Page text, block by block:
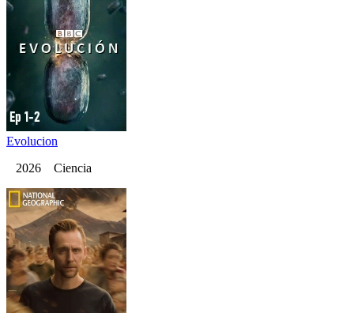
Evolucion
2026 Ciencia